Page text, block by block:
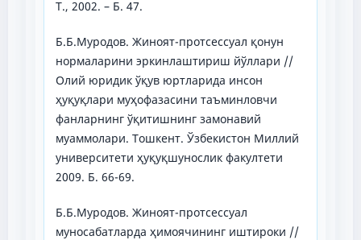
Т., 2002. – Б. 47.
Б.Б.Муродов. Жиноят-протсессуал қонун
нормаларини эркинлаштириш йўллари //
Олий юридик ўқув юртларида инсон
ҳуқуқлари муҳофазасини таъминловчи
фанларнинг ўқитишнинг замонавий
муаммолари. Тошкент. Ўзбекистон Миллий
университети ҳуқуқшунослик факултети
2009. Б. 66-69.
Б.Б.Муродов. Жиноят-протсессуал
муносабатларда ҳимоячининг иштироки //